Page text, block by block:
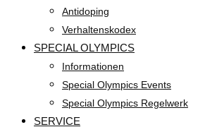
Antidoping
Verhaltenskodex
SPECIAL OLYMPICS
Informationen
Special Olympics Events
Special Olympics Regelwerk
SERVICE